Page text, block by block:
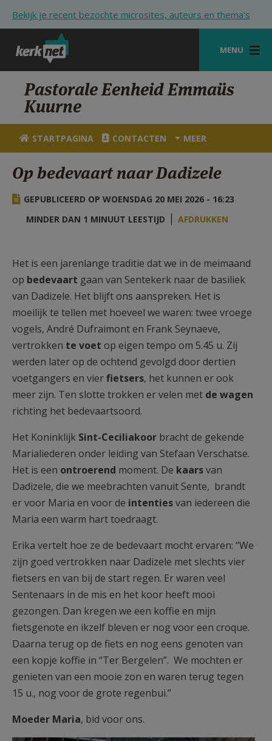
Bekijk je recent bezochte microsites, auteurs en thema's
MENU
STARTPAGINA
KERK
VIERINGEN
MIJN PAROCHIE
AANMELDEN OF REGISTREREN
Pastorale Eenheid Emmaüs
Kuurne
STARTPAGINA CONTACTEN MEER
Op bedevaart naar Dadizele
GEPUBLICEERD OP WOENSDAG 20 MEI 2026 - 16:23
MINDER DAN 1 MINUUT LEESTIJD
AFDRUKKEN
Het is een jarenlange traditie dat we in de meimaand
op bedevaart gaan van Sentekerk naar de basiliek
van Dadizele. Het blijft ons aanspreken. Het is
moeilijk te tellen met hoeveel we waren: twee vroege
vogels, André Dufraimont en Frank Seynaeve,
vertrokken te voet op eigen tempo om 5.45 u. Zij
werden later op de ochtend gevolgd door dertien
voetgangers en vierfietsers, het kunnen er ook
meer zijn. Ten slotte trokken er velen met de wagen
richting het bedevaartsoord.
Het Koninklijk Sint-Ceciliakoor bracht de gekende
Marialiederen onder leiding van Stefaan Verschatse.
Het is een ontroerend moment. De kaarsvan
Dadizele, die we meebrachten vanuit Sente, brandt
er voor Maria en voor de intentiesvan iedereen die
Maria een warm hart toedraagt.
Erika vertelt hoe ze de bedevaart mocht ervaren: “We
zijn goed vertrokken naar Dadizele met slechts vier
fietsers en van bij de start regen. Er waren veel
Sentenaars in de mis en het koor heeft mooi
gezongen. Dan kregen we een koffie en mijn
fietsgenote en ikzelf bleven er nog voor een croque.
Daarna terug op de fiets en nog eens genoten van
een kopje koffie in “Ter Bergelen”. We mochten er
genieten van een mooie zon en waren terug tegen
15 u., nog voor de grote regenbui.”
Moeder Maria, bid voor ons.